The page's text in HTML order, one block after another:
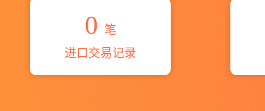
0 笔
进口交易记录